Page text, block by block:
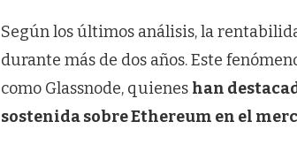
Según los últimos análisis, la
durante más de dos años. Este
como Glassnode, quienes han
sostenida sobre Ethereum en el